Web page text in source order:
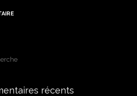
récents